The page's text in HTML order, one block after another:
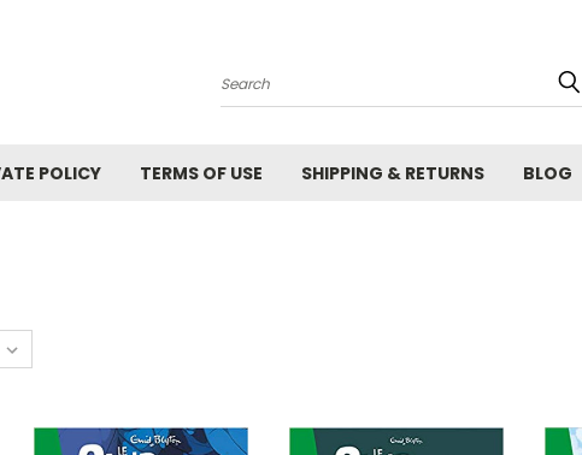
Search
POLICY TERMS OF USE SHIPPING & RETURNS BLOG